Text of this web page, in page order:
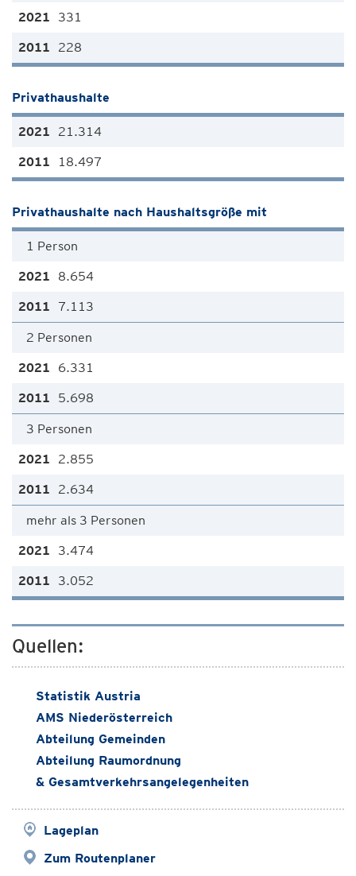
331
228
Privathaushalte
21.314
18.497
Privathaushalte nach Haushaltsgröße mit
1 Person
8.654
7.113
2 Personen
6.331
5.698
3 Personen
2.855
2.634
mehr als 3 Personen
3.474
3.052
Quellen:
Statistik Austria
AMS Niederösterreich
Abteilung Gemeinden
Abteilung Raumordnung
& Gesamtverkehrsangelegenheiten
Lageplan
Zum Routenplaner